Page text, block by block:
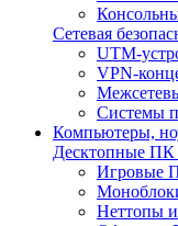
Сетевая
UTM-
VPN-
Системы
Компьютеры,
Десктопные ПК
Игровые
Неттопы